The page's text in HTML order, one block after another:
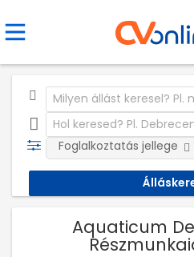
Foglalkoztatás jellege
Aquaticum